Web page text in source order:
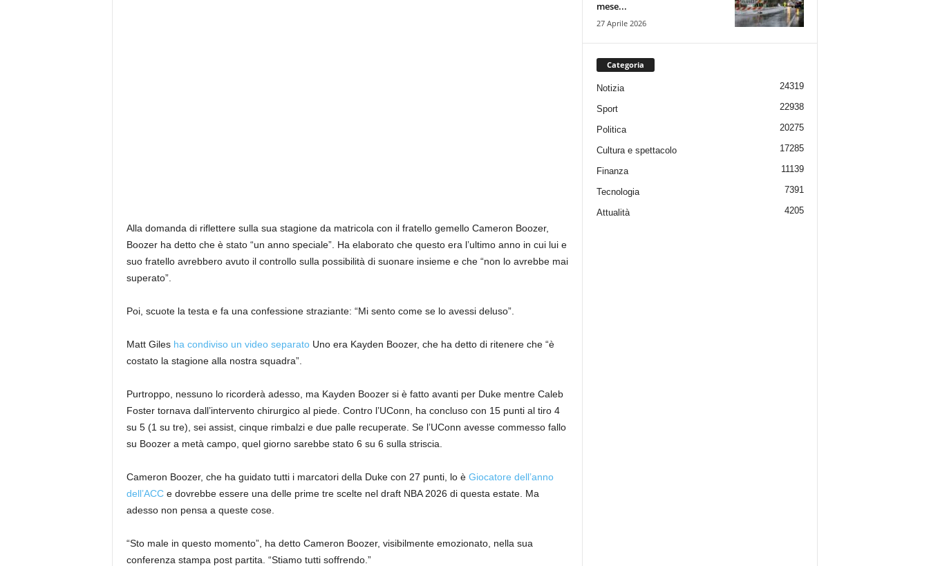
Alla domanda di riflettere sulla sua stagione da matricola con il fratello gemello Cameron Boozer,
Boozer ha detto che è stato “un anno speciale”. Ha elaborato che questo era l’ultimo anno in cui lui e
suo fratello avrebbero avuto il controllo sulla possibilità di suonare insieme e che “non lo avrebbe mai
superato”.
Poi, scuote la testa e fa una confessione straziante: “Mi sento come se lo avessi deluso”.
Matt Giles ha condiviso un video separatoUno era Kayden Boozer, che ha detto di ritenere che “è
costato la stagione alla nostra squadra”.
Purtroppo, nessuno lo ricorderà adesso, ma Kayden Boozer si è fatto avanti per Duke mentre Caleb
Foster tornava dall’intervento chirurgico al piede. Contro l’UConn, ha concluso con 15 punti al tiro 4
su 5 (1 su tre), sei assist, cinque rimbalzi e due palle recuperate. Se l’UConn avesse commesso fallo
su Boozer a metà campo, quel giorno sarebbe stato 6 su 6 sulla striscia.
Cameron Boozer, che ha guidato tutti i marcatori della Duke con 27 punti, lo è Giocatore dell’anno
dell’ACCe dovrebbe essere una delle prime tre scelte nel draft NBA 2026 di questa estate. Ma
adesso non pensa a queste cose.
“Sto male in questo momento”, ha detto Cameron Boozer, visibilmente emozionato, nella sua
conferenza stampa post partita. “Stiamo tutti soffrendo.”
mese...
27 Aprile 2026
Categoria
Notizia 24319
Sport 22938
Politica 20275
Cultura e spettacolo 17285
Finanza 11139
Tecnologia 7391
Attualità 4205